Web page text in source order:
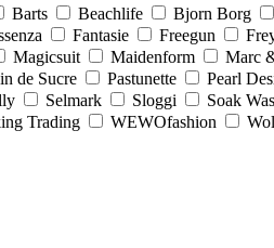
Barts Beachlife Bjorn Borg
Fantasie Freegun
Magicsuit Maidenform Marc
de Sucre Pastunette Pearl
Selmark Sloggi Soak
Trading WEWOfashion